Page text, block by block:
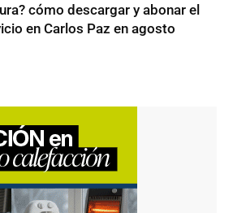
cómo descargar y abonar el
en Carlos Paz en agosto